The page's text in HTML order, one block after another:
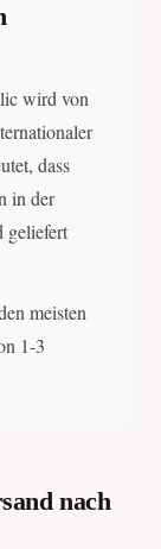
wird von
dass
in der
geliefert
meisten
1-3
nach